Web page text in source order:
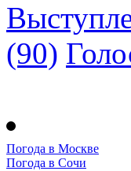
(90)
Погода в Москве
Погода в Сочи